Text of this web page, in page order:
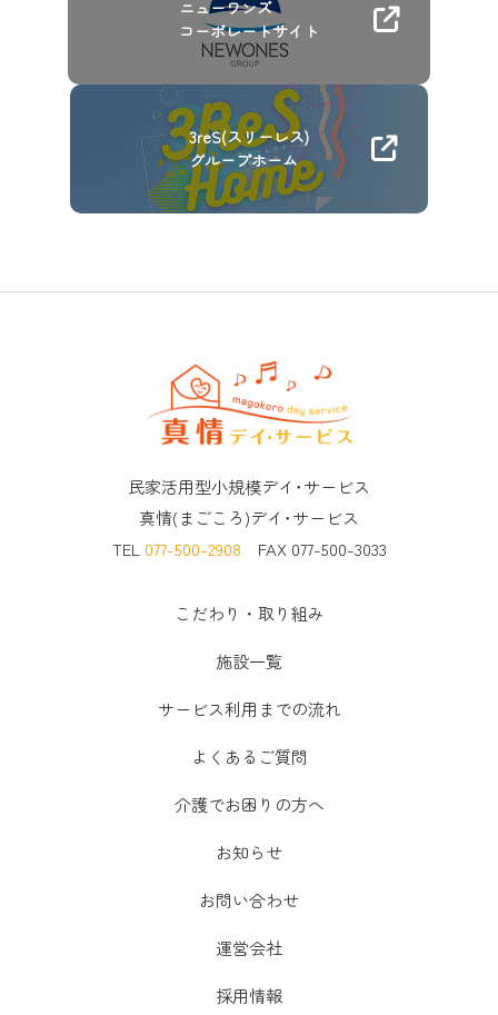
ニューワンズ
コーポレートサイト
3reS(スリーレス)
グループホーム
民家活用型小規模デイ･サービス
真情(まごころ)デイ･サービス
TEL 077-500-2908 FAX 077-500-3033
こだわり・取り組み
施設一覧
サービス利用までの流れ
よくあるご質問
介護でお困りの方へ
お知らせ
お問い合わせ
運営会社
採用情報